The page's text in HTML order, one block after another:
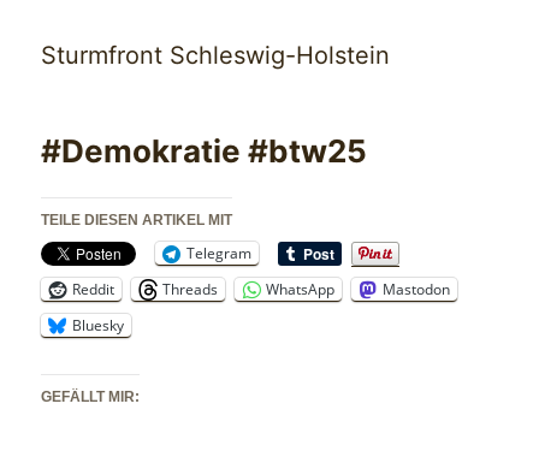
Sturmfront Schleswig-Holstein
#Demokratie #btw25
TEILE DIESEN ARTIKEL MIT
Telegram
Reddit
Threads WhatsApp
Mastodon
Bluesky
GEFÄLLT MIR: